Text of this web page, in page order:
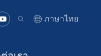
ภาษาไทย